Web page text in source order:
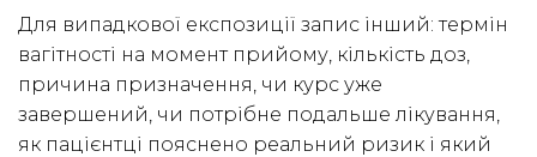
Для випадкової експозиції запис інший: термін
вагітності на момент прийому, кількість доз,
причина призначення, чи курс уже
завершений, чи потрібне подальше лікування,
як пацієнтці пояснено реальний ризик і який